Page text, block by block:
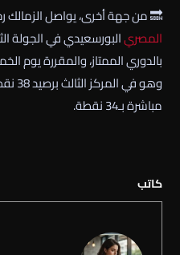
🔜 من جهة أخرى، يواصل الزمالك
المصريالبورسعيدي في الجولة
وهو
مباشرة بـ34 نقطة.
كاتب